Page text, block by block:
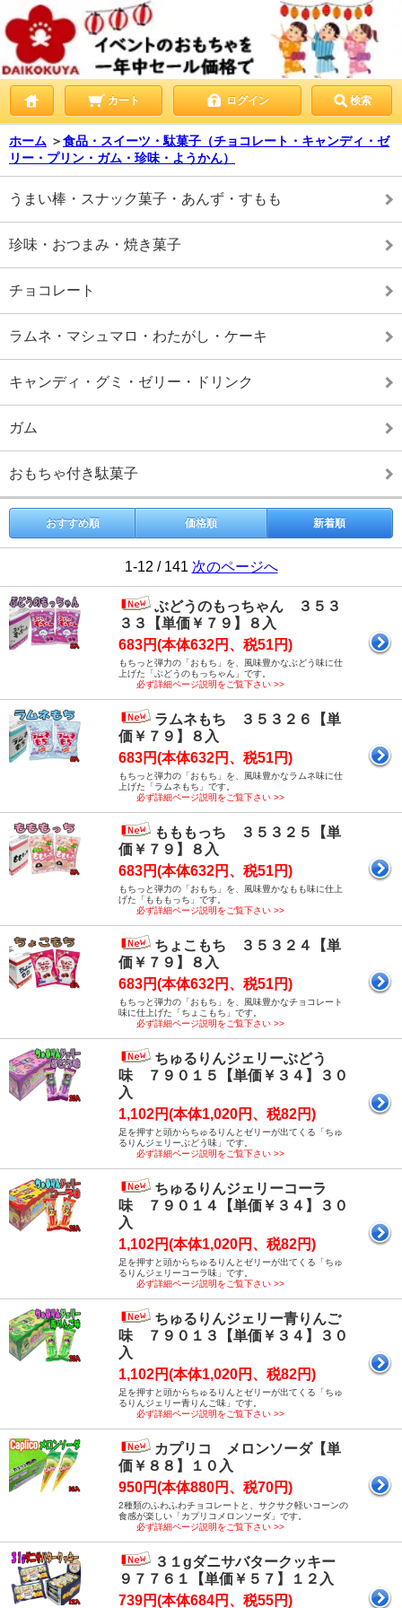
カート ログイン 検索
ホーム ＞食品・スイーツ・駄菓子（チョコレート・キャンディ・ゼ
リー・プリン・ガム・珍味・ようかん）
うまい棒・スナック菓子・あんず・すもも
珍味・おつまみ・焼き菓子
チョコレート
ラムネ・マシュマロ・わたがし・ケーキ
キャンディ・グミ・ゼリー・ドリンク
ガム
おもちゃ付き駄菓子
おすすめ順 価格順 新着順
1-12 / 141 次のページへ
ぶどうのもっちゃん ３５３
３３【単価￥７９】８入
683円(本体632円、税51円)
もちっと弾力の「おもち」を、風味豊かなぶどう味に仕
上げた「ぶどうのもっちゃん」です。
必ず詳細ページ説明をご覧下さい >>
ラムネもち ３５３２６【単
価￥７９】８入
683円(本体632円、税51円)
もちっと弾力の「おもち」を、風味豊かなラムネ味に仕
上げた「ラムネもち」です。
必ず詳細ページ説明をご覧下さい >>
もももっち ３５３２５【単
価￥７９】８入
683円(本体632円、税51円)
もちっと弾力の「おもち」を、風味豊かなもも味に仕上
げた「もももっち」です。
必ず詳細ページ説明をご覧下さい >>
ちょこもち ３５３２４【単
価￥７９】８入
683円(本体632円、税51円)
もちっと弾力の「おもち」を、風味豊かなチョコレート
味に仕上げた「ちょこもち」です。
必ず詳細ページ説明をご覧下さい >>
ちゅるりんジェリーぶどう
味 ７９０１５【単価￥３４】３０
入
1,102円(本体1,020円、税82円)
足を押すと頭からちゅるりんとゼリーが出てくる「ちゅ
るりんジェリーぶどう味」です。
必ず詳細ページ説明をご覧下さい >>
ちゅるりんジェリーコーラ
味 ７９０１４【単価￥３４】３０
入
1,102円(本体1,020円、税82円)
足を押すと頭からちゅるりんとゼリーが出てくる「ちゅ
るりんジェリーコーラ味」です。
必ず詳細ページ説明をご覧下さい >>
ちゅるりんジェリー青りんご
味 ７９０１３【単価￥３４】３０
入
1,102円(本体1,020円、税82円)
足を押すと頭からちゅるりんとゼリーが出てくる「ちゅ
るりんジェリー青りんご味」です。
必ず詳細ページ説明をご覧下さい >>
カプリコ メロンソーダ【単
価￥８８】１０入
950円(本体880円、税70円)
2種類のふわふわチョコレートと、サクサク軽いコーンの
食感が楽しい「カプリコメロンソーダ」です。
必ず詳細ページ説明をご覧下さい >>
３１gダニサバタークッキー
９７７６１【単価￥５７】１２入
739円(本体684円、税55円)